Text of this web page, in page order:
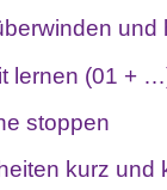
und
lernen (01 +
stoppen
kurz und